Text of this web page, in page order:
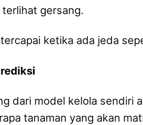
gersang.
ketika ada jeda
dari model kelola sendiri
tanaman yang akan